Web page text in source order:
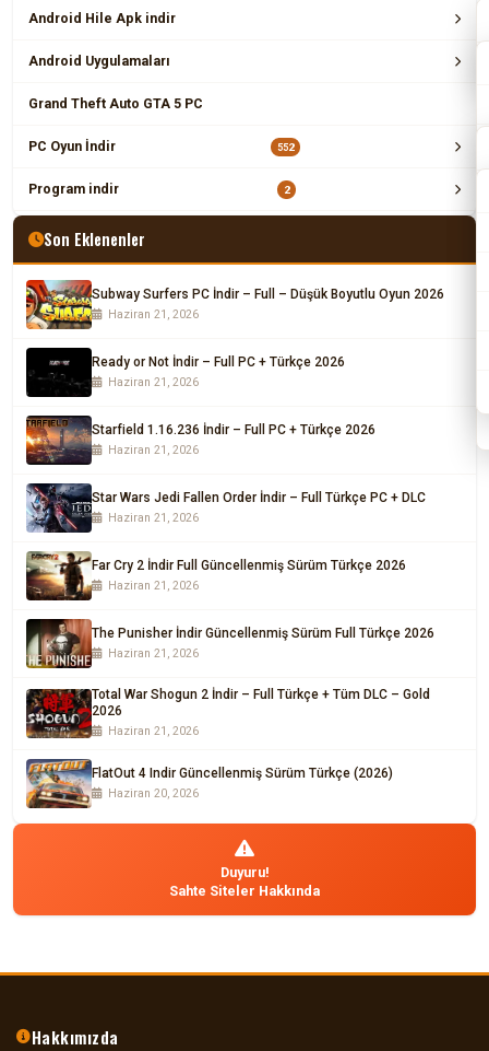
Android Hile Apk indir
Android Uygulamaları
Grand Theft Auto GTA 5 PC
PC Oyun İndir 552
Program indir 2
Son Eklenenler
Subway Surfers PC İndir – Full – Düşük Boyutlu Oyun 2026
Haziran 21, 2026
Ready or Not İndir – Full PC + Türkçe 2026
Haziran 21, 2026
Starfield 1.16.236 İndir – Full PC + Türkçe 2026
Haziran 21, 2026
Star Wars Jedi Fallen Order İndir – Full Türkçe PC + DLC
Haziran 21, 2026
Far Cry 2 İndir Full Güncellenmiş Sürüm Türkçe 2026
Haziran 21, 2026
The Punisher İndir Güncellenmiş Sürüm Full Türkçe 2026
Haziran 21, 2026
Total War Shogun 2 İndir – Full Türkçe + Tüm DLC – Gold
2026
Haziran 21, 2026
FlatOut 4 Indir Güncellenmiş Sürüm Türkçe (2026)
Haziran 20, 2026
Duyuru!
Sahte Siteler Hakkında
Hakkımızda